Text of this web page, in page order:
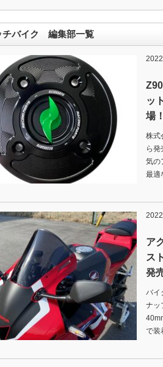
チバイク 編集部一覧
ッ
場！
株式
ら
気の
最
ア
ス
発
バイ
ナッ
で装